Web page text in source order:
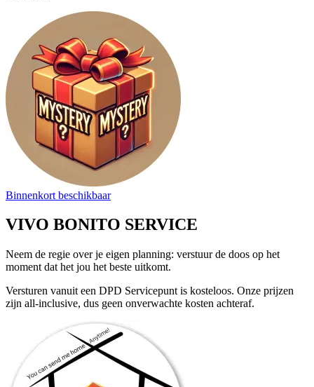
Binnenkort beschikbaar
VIVO BONITO SERVICE
Neem de regie over je eigen planning: verstuur de doos op het
moment dat het jou het beste uitkomt.
Versturen vanuit een DPD Servicepunt is kosteloos. Onze prijzen
zijn all-inclusive, dus geen onverwachte kosten achteraf.